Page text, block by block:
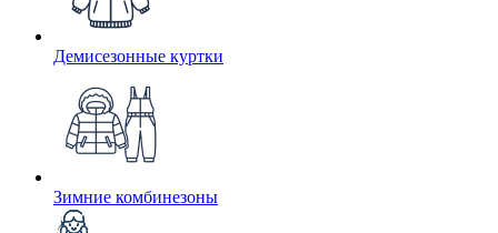
Демисезонные куртки
Зимние комбинезоны